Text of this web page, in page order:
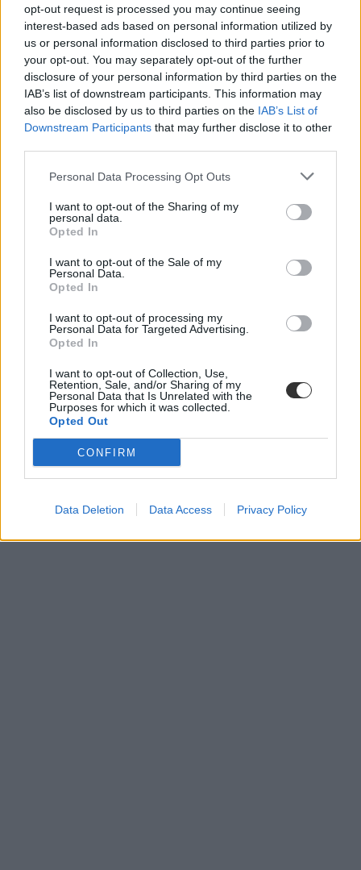
opt-out request is processed you may continue seeing
interest-based ads based on personal information utilized by
us or personal information disclosed to third parties prior to
your opt-out. You may separately opt-out of the further
disclosure of your personal information by third parties on the
IAB’s list of downstream participants. This information may
also be disclosed by us to third parties on the IAB’s List of
Downstream Participants that may further disclose it to other
Personal Data Processing Opt Outs
I want to opt-out of the Sharing of my
personal data.
Opted In
I want to opt-out of the Sale of my
Personal Data.
Opted In
I want to opt-out of processing my
Personal Data for Targeted Advertising.
Opted In
I want to opt-out of Collection, Use,
Retention, Sale, and/or Sharing of my
Personal Data that Is Unrelated with the
Purposes for which it was collected.
Opted Out
CONFIRM
Data Deletion Data Access Privacy Policy
pályaválasztás
opm